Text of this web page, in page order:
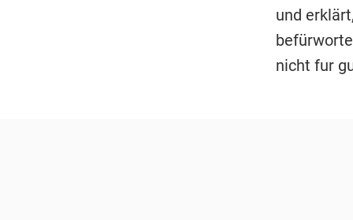
und
nicht fur